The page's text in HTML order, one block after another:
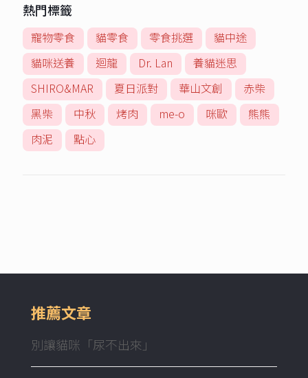
熱門標籤
寵物零食 貓零食 零食挑選
貓中途
貓咪送養
迴龍 Dr. Lan
養貓迷思
SHIRO&MAR
夏日派對 華山文創
赤柴
黑柴
中秋 烤肉 me-o 咪歐
熊熊
肉泥
點心
推薦文章
別讓貓咪「尿不出來」